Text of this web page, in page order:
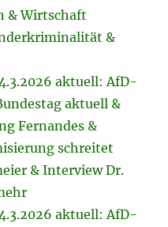
& Wirtschaft
&
aktuell: AfD-
aktuell &
Fernandes &
schreitet
& Interview Dr.
aktuell: AfD-